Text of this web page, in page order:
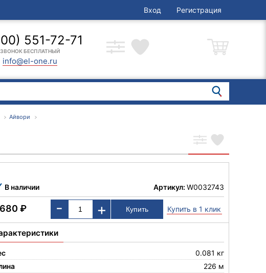
Вход Регистрация
551-72-71
ЗВОНОК БЕСПЛАТНЫЙ
info@el-one.ru
Айвори
В наличии Артикул: W0032743
₽ - + Купить в 1 клик
0.081 кг
226 м